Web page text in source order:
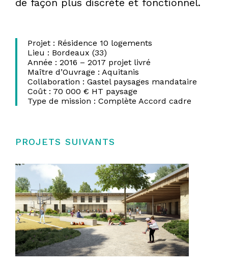
DPLG
Projet : Résidence 10 logements
Lieu : Bordeaux (33)
Année : 2016 – 2017 projet livré
Maître d’Ouvrage : Aquitanis
Collaboration : Gastel paysages mandataire
Coût : 70 000 € HT paysage
Type de mission : Complète Accord cadre
PROJETS SUIVANTS